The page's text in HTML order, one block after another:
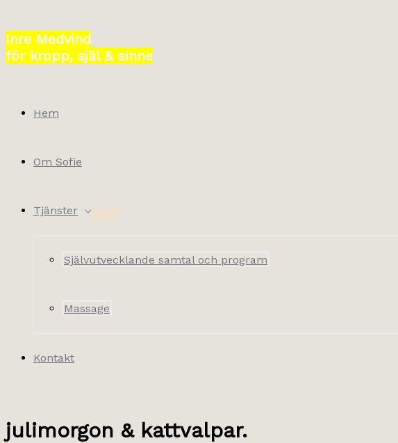
till
innehåll
Inre Medvind
för kropp, själ & sinne
Hem
Om Sofie
Tjänster
Självutvecklande samtal och program
Massage
Kontakt
julimorgon & kattvalpar.